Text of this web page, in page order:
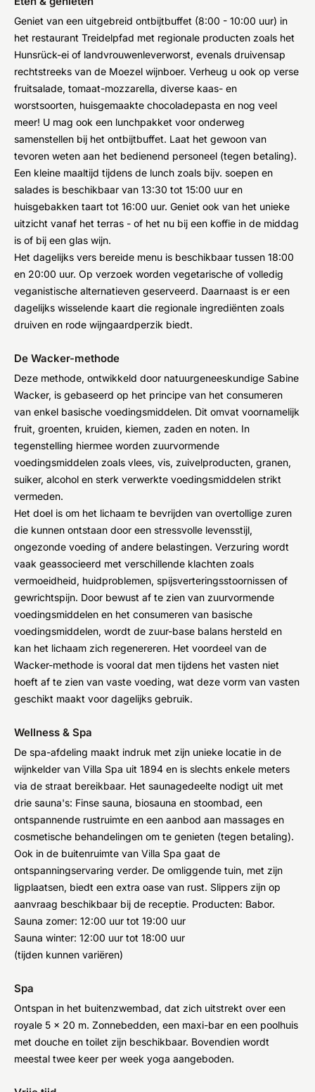
Geniet van een uitgebreid ontbijtbuffet (8:00 - 10:00 uur) in
het restaurant Treidelpfad met regionale producten zoals het
Hunsrück-ei of landvrouwenleverworst, evenals druivensap
rechtstreeks van de Moezel wijnboer. Verheug u ook op verse
fruitsalade, tomaat-mozzarella, diverse kaas- en
worstsoorten, huisgemaakte chocoladepasta en nog veel
meer! U mag ook een lunchpakket voor onderweg
samenstellen bij het ontbijtbuffet. Laat het gewoon van
tevoren weten aan het bedienend personeel (tegen betaling).
Een kleine maaltijd tijdens de lunch zoals bijv. soepen en
salades is beschikbaar van 13:30 tot 15:00 uur en
huisgebakken taart tot 16:00 uur. Geniet ook van het unieke
uitzicht vanaf het terras - of het nu bij een koffie in de middag
is of bij een glas wijn.
Het dagelijks vers bereide menu is beschikbaar tussen 18:00
en 20:00 uur. Op verzoek worden vegetarische of volledig
veganistische alternatieven geserveerd. Daarnaast is er een
dagelijks wisselende kaart die regionale ingrediënten zoals
druiven en rode wijngaardperzik biedt.
De Wacker-methode
Deze methode, ontwikkeld door natuurgeneeskundige Sabine
Wacker, is gebaseerd op het principe van het consumeren
van enkel basische voedingsmiddelen. Dit omvat voornamelijk
fruit, groenten, kruiden, kiemen, zaden en noten. In
tegenstelling hiermee worden zuurvormende
voedingsmiddelen zoals vlees, vis, zuivelproducten, granen,
suiker, alcohol en sterk verwerkte voedingsmiddelen strikt
vermeden.
Het doel is om het lichaam te bevrijden van overtollige zuren
die kunnen ontstaan door een stressvolle levensstijl,
ongezonde voeding of andere belastingen. Verzuring wordt
vaak geassocieerd met verschillende klachten zoals
vermoeidheid, huidproblemen, spijsverteringsstoornissen of
gewrichtspijn. Door bewust af te zien van zuurvormende
voedingsmiddelen en het consumeren van basische
voedingsmiddelen, wordt de zuur-base balans hersteld en
kan het lichaam zich regenereren. Het voordeel van de
Wacker-methode is vooral dat men tijdens het vasten niet
hoeft af te zien van vaste voeding, wat deze vorm van vasten
geschikt maakt voor dagelijks gebruik.
Wellness & Spa
De spa-afdeling maakt indruk met zijn unieke locatie in de
wijnkelder van Villa Spa uit 1894 en is slechts enkele meters
via de straat bereikbaar. Het saunagedeelte nodigt uit met
drie sauna's: Finse sauna, biosauna en stoombad, een
ontspannende rustruimte en een aanbod aan massages en
cosmetische behandelingen om te genieten (tegen betaling).
Ook in de buitenruimte van Villa Spa gaat de
ontspanningservaring verder. De omliggende tuin, met zijn
ligplaatsen, biedt een extra oase van rust. Slippers zijn op
aanvraag beschikbaar bij de receptie. Producten: Babor.
Sauna zomer: 12:00 uur tot 19:00 uur
Sauna winter: 12:00 uur tot 18:00 uur
(tijden kunnen variëren)
Spa
Ontspan in het buitenzwembad, dat zich uitstrekt over een
royale 5 x 20 m. Zonnebedden, een maxi-bar en een poolhuis
met douche en toilet zijn beschikbaar. Bovendien wordt
meestal twee keer per week yoga aangeboden.